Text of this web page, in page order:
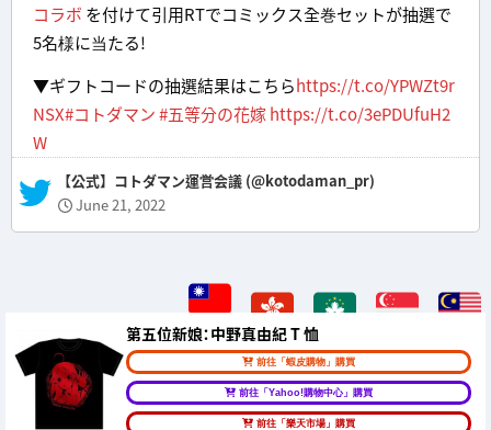
コラボ を付けて引用RTでコミックス全巻セットが抽選で
5名様に当たる!
▼ギフトコードの抽選結果はこちらhttps://t.co/YPWZt9r
NSX#コトダマン#五等分の花嫁 https://t.co/3ePDUfuH2
W
— 【公式】コトダマン運営会議 (@kotodaman_pr)
June 21, 2022
第五位新娘：中野真由紀 T 恤
前往「蝦皮購物」購買
前往「Yahoo!購物中心」購買
前往「樂天市場」購買